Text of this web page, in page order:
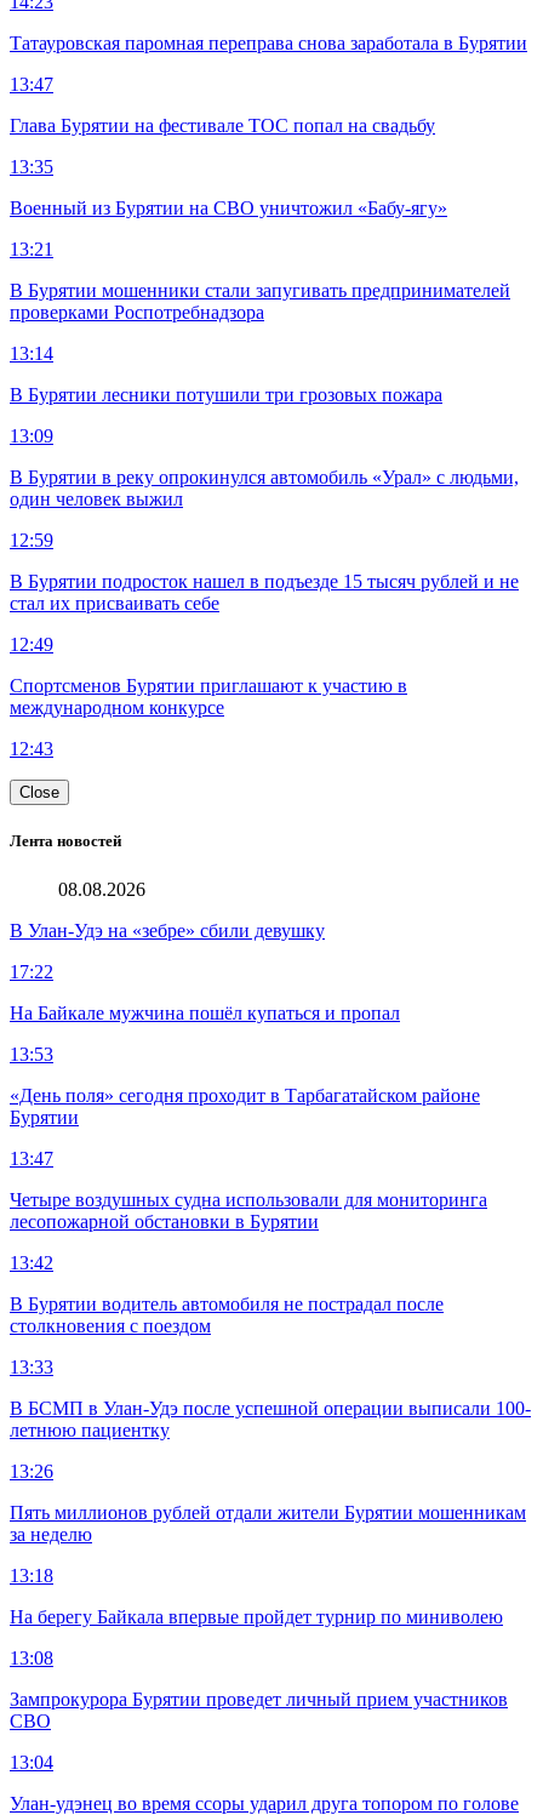
Татауровская паромная переправа снова заработала в Бурятии
13:47
Глава Бурятии на фестивале ТОС попал на свадьбу
13:35
Военный из Бурятии на СВО уничтожил «Бабу-ягу»
13:21
В Бурятии мошенники стали запугивать предпринимателей
проверками Роспотребнадзора
13:14
В Бурятии лесники потушили три грозовых пожара
13:09
В Бурятии в реку опрокинулся автомобиль «Урал» с людьми,
один человек выжил
12:59
В Бурятии подросток нашел в подъезде 15 тысяч рублей и не
стал их присваивать себе
12:49
Спортсменов Бурятии приглашают к участию в
международном конкурсе
12:43
Close
Лента новостей
08.08.2026
В Улан-Удэ на «зебре» сбили девушку
17:22
На Байкале мужчина пошёл купаться и пропал
13:53
«День поля» сегодня проходит в Тарбагатайском районе
Бурятии
13:47
Четыре воздушных судна использовали для мониторинга
лесопожарной обстановки в Бурятии
13:42
В Бурятии водитель автомобиля не пострадал после
столкновения с поездом
13:33
В БСМП в Улан-Удэ после успешной операции выписали 100-
летнюю пациентку
13:26
Пять миллионов рублей отдали жители Бурятии мошенникам
за неделю
13:18
На берегу Байкала впервые пройдет турнир по миниволею
13:08
Зампрокурора Бурятии проведет личный прием участников
СВО
13:04
Улан-удэнец во время ссоры ударил друга топором по голове